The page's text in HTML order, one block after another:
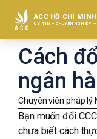
ACC HỒ CHÍ MINH
UY TÍN – CHUYÊN NGHIỆP
VỀ CHÚNG TÔI
ĐẤT ĐAI
GIẢI QUYẾT TRANH
Cách
ngân
Chuyên viên pháp lý
Bạn muốn đổi
chưa biết cách